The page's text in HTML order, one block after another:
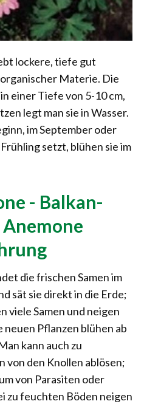
lockere, tiefe gut
Materie. Die
einer Tiefe von 5-10 cm,
legt man sie in Wasser.
im September oder
setzt, blühen sie im
- Balkan-
die frischen Samen im
sät sie direkt in die Erde;
viele Samen und neigen
Pflanzen blühen ab
kann auch zu
von den Knollen ablösen;
von Parasiten oder
zu feuchten Böden neigen